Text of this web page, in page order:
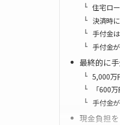
住宅ロ
決済時
手付金
手付金
最終的に
5,000万
「600
手付金
現金負担